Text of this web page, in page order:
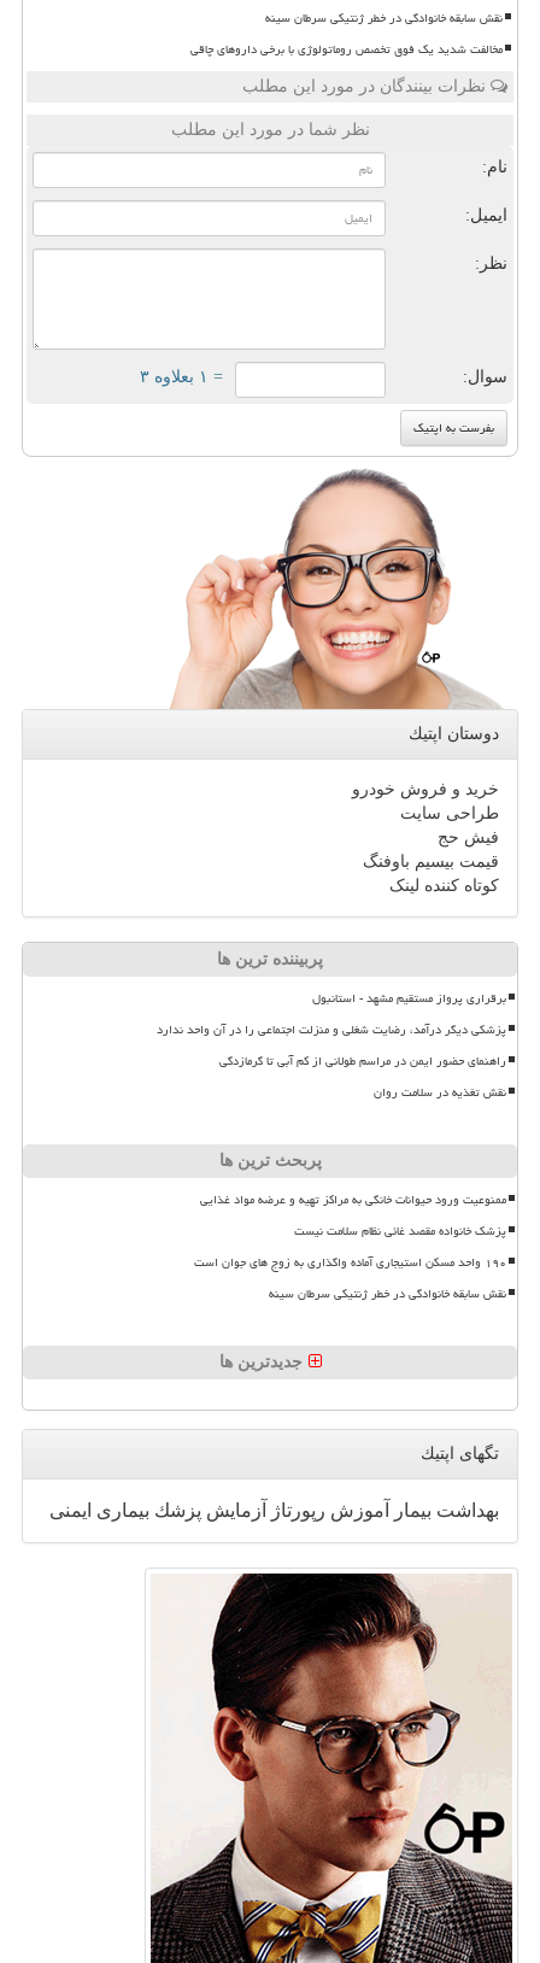
نقش سابقه خانوادگی در خطر ژنتیکی سرطان سینه
مخالفت شدید یک فوق تخصص روماتولوژی با برخی داروهای چاقی
نظرات بینندگان در مورد این مطلب
نظر شما در مورد این مطلب
نام:
ایمیل:
نظر:
سوال: = ۱ بعلاوه ۳
دوستان اپتیك
خرید و فروش خودرو
طراحی سایت
فیش حج
قیمت بیسیم باوفنگ
کوتاه کننده لینک
پربیننده ترین ها
برقراری پرواز مستقیم مشهد - استانبول
پزشکی دیگر درآمد، رضایت شغلی و منزلت اجتماعی را در آن واحد ندارد
راهنمای حضور ایمن در مراسم طولانی از کم آبی تا گرمازدگی
نقش تغذیه در سلامت روان
پربحث ترین ها
ممنوعیت ورود حیوانات خانگی به مراکز تهیه و عرضه مواد غذایی
پزشک خانواده مقصد غائی نظام سلامت نیست
۱۹۰ واحد مسکن استیجاری آماده واگذاری به زوج های جوان است
نقش سابقه خانوادگی در خطر ژنتیکی سرطان سینه
جدیدترین ها
تگهای اپتیك
بهداشت بیمار آموزش رپورتاژ آزمایش پزشك بیماری ایمنی